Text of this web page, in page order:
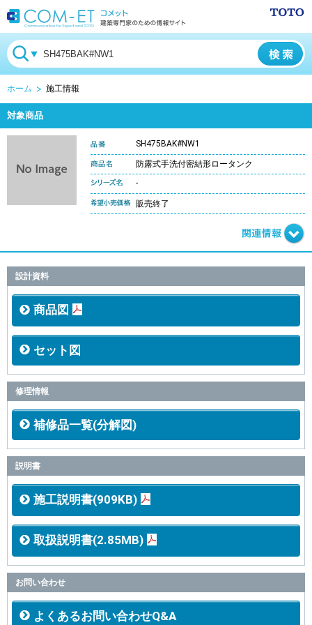
ホーム 施工情報
対象商品
SH475BAK#NW1
防露式手洗付密結形ロータンク
-
販売終了
設計資料
商品図
セット図
修理情報
補修品一覧(分解図)
説明書
施工説明書(909KB)
取扱説明書(2.85MB)
お問い合わせ
よくあるお問い合わせQ&A